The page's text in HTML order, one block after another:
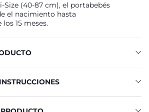
Size (40-87 cm), el portabebés
el nacimiento hasta
15 meses.